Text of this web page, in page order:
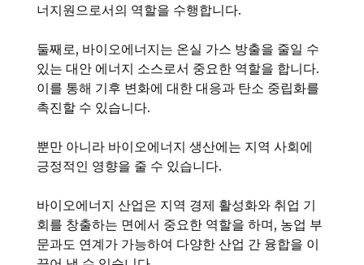
너지원으로서의 역할을 수행합니다.
둘째로, 바이오에너지는 온실 가스 방출을 줄일 수
있는 대안 에너지 소스로서 중요한 역할을 합니다.
이를 통해 기후 변화에 대한 대응과 탄소 중립화를
촉진할 수 있습니다.
뿐만 아니라 바이오에너지 생산에는 지역 사회에
긍정적인 영향을 줄 수 있습니다.
바이오에너지 산업은 지역 경제 활성화와 취업 기
회를 창출하는 면에서 중요한 역할을 하며, 농업 부
문과도 연계가 가능하여 다양한 산업 간 융합을 이